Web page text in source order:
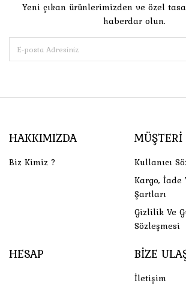
Yeni çıkan ürünlerimizden ve özel
haberdar olun.
HAKKIMIZDA
Biz Kimiz ?
Kullanıcı
Kargo, İade
Şartları
Gizlilik Ve
Sözleşmesi
HESAP BIZE
İletişim